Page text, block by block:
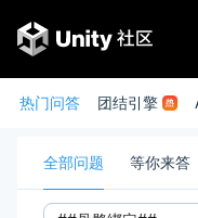
热门问答 团结引擎
全部问题 等你来答